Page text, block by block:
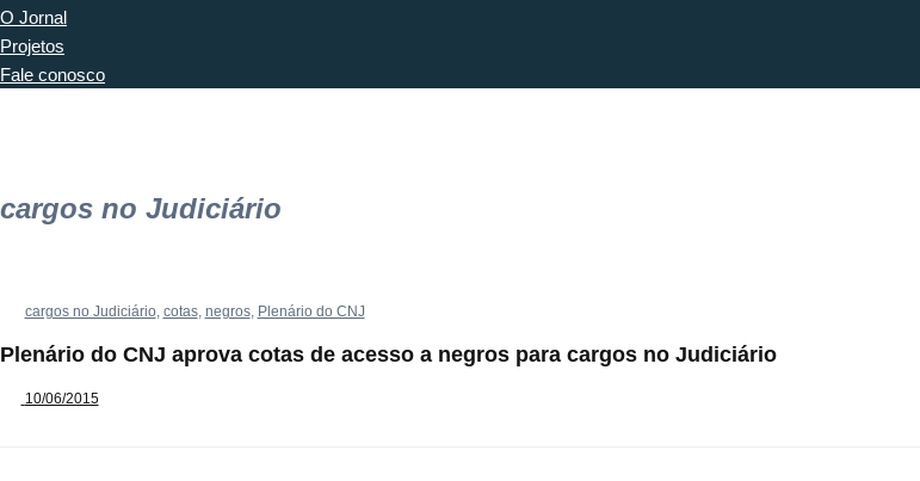
O Jornal
Projetos
Fale conosco
cargos no Judiciário
cargos no Judiciário, cotas, negros, Plenário do CNJ
Plenário do CNJ aprova cotas de acesso a negros para cargos no Judiciário
10/06/2015